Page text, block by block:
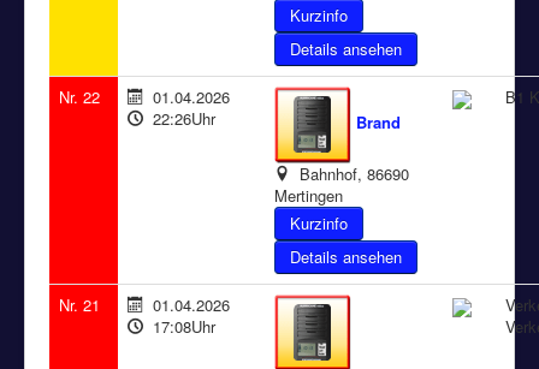
Details ansehen
Nr. 22
01.04.2026
22:26Uhr
Brand
Bahnhof, 86690
Mertingen
Details ansehen
B1
Nr. 21
01.04.2026
17:08Uhr